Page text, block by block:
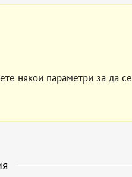
някои параметри за да се